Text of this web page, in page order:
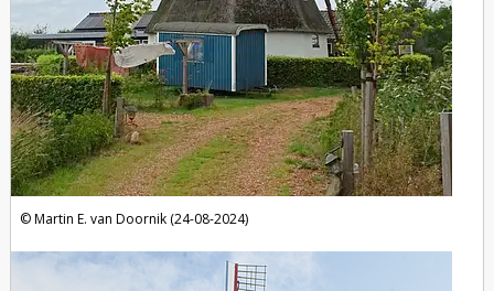
Martin E. van Doornik (24-08-2024)